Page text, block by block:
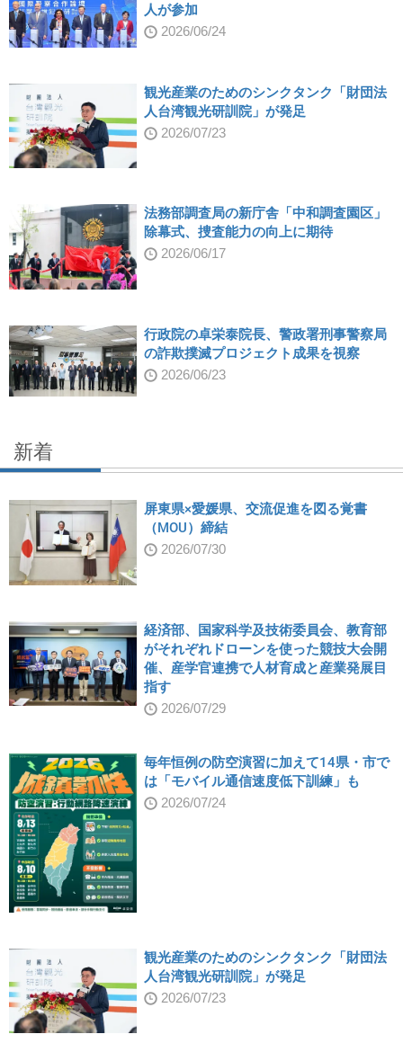
人が参加
2026/06/24
観光産業のためのシンクタンク「財団法
人台湾観光研訓院」が発足
2026/07/23
法務部調査局の新庁舎「中和調査園区」
除幕式、捜査能力の向上に期待
2026/06/17
行政院の卓栄泰院長、警政署刑事警察局
の詐欺撲滅プロジェクト成果を視察
2026/06/23
新着
屏東県×愛媛県、交流促進を図る覚書
（MOU）締結
2026/07/30
経済部、国家科学及技術委員会、教育部
がそれぞれドローンを使った競技大会開
催、産学官連携で人材育成と産業発展目
指す
2026/07/29
毎年恒例の防空演習に加えて14県・市で
は「モバイル通信速度低下訓練」も
2026/07/24
観光産業のためのシンクタンク「財団法
人台湾観光研訓院」が発足
2026/07/23